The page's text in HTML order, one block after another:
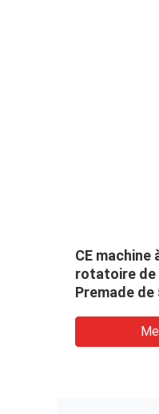
CE machine
rotatoire de
Premade de